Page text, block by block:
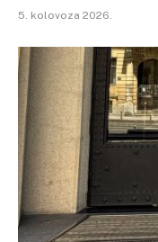
5. kolovoza 2026.